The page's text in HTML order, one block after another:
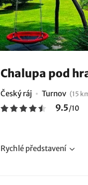
Chalupa pod
Český ráj Turnov (15
9.5/10
Rychlé představení